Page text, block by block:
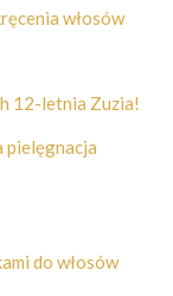
włosów
12-letnia Zuzia!
pielęgnacja
do włosów